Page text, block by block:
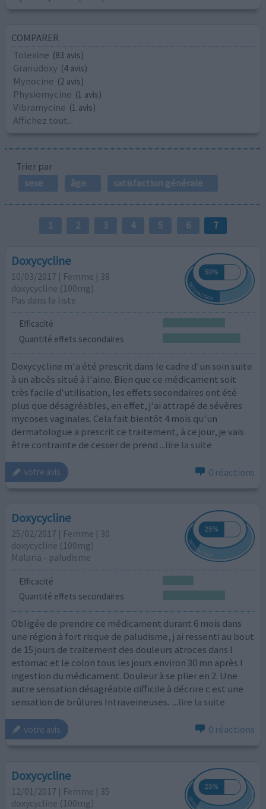
COMPARER
Tolexine (83 avis)
Granudoxy (4 avis)
Mynocine (2 avis)
Physiomycine (1 avis)
Vibramycine (1 avis)
Affichez tout...
Trier par
sexe
âge satisfaction générale
1 2 3 4 5 6 7
Doxycycline
10/03/2017 | Femme | 38
doxycycline (100mg)
Pas dans la liste
Efficacité
Quantité effets secondaires
Doxycycline m'a été prescrit dans le cadre d'un soin suite
à un abcès situé à l'aine. Bien que ce médicament soit
très facile d'utilisation, les effets secondaires ont été
plus que désagréables, en effet, j'ai attrapé de sévères
mycoses vaginales. Cela fait bientôt 4 mois qu'un
dermatologue a prescrit ce traitement, à ce jour, je vais
être contrainte de cesser de prend ...lire la suite
votre avis 0 réactions
Doxycycline
25/02/2017 | Femme | 30
doxycycline (100mg)
Malaria - paludisme
Efficacité
Quantité effets secondaires
Obligée de prendre ce médicament durant 6 mois dans
une région à fort risque de paludisme, j ai ressenti au bout
de 15 jours de traitement des douleurs atroces dans l
estomac et le colon tous les jours environ 30 mn après l
ingestion du médicament. Douleur à se plier en 2. Une
autre sensation désagréable difficile à décrire c est une
sensation de brûlures Intraveineuses. ...lire la suite
votre avis 0 réactions
Doxycycline
12/01/2017 | Femme | 35
doxycycline (100mg)